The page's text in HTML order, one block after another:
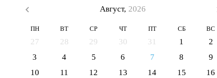
Август, 2026
ПН ВТ СР ЧТ ПТ СБ ВС
27 28 29 30 31 1
2
3
4 5 6 7 8
9
10
11 12 13 14 15
16